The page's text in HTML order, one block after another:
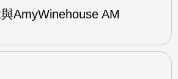
AmyWinehouse AM